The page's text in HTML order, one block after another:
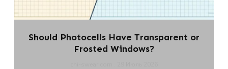
Should Photocells Have Transparent or
Frosted Windows?